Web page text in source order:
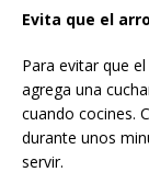
Evita que el
Para evitar que
agrega una
cuando cocines.
durante unos
servir.